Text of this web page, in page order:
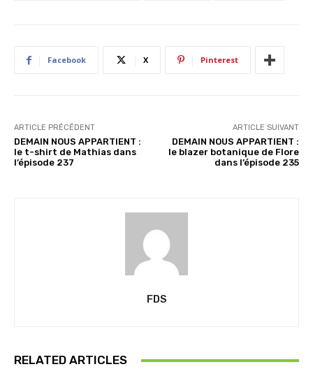
Facebook X Pinterest
ARTICLE PRÉCÉDENT
DEMAIN NOUS APPARTIENT :
le t-shirt de Mathias dans
l’épisode 237
ARTICLE SUIVANT
DEMAIN NOUS APPARTIENT :
le blazer botanique de Flore
dans l’épisode 235
FDS
RELATED ARTICLES